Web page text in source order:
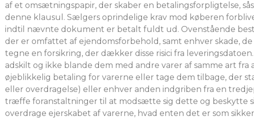
af et omsætningspapir, der skaber en betalingsforpligtelse,
denne klausul. Sælgers oprindelige krav mod køberen
indtil nævnte dokument er betalt fuldt ud. Ovenstående
der er omfattet af ejendomsforbehold, samt enhver skade,
tegne en forsikring, der dækker disse risici fra
adskilt og ikke blande dem med andre varer af samme art
øjeblikkelig betaling for varerne eller tage dem tilbage, der
eller overdragelse) eller enhver anden indgriben fra en
træffe foranstaltninger til at modsætte sig dette og
overdrage ejerskabet af varerne, hvad enten det er som